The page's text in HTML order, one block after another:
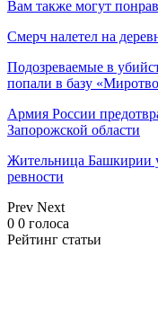
Вам также могут
Смерч налетел на
Подозреваемые в
попали в базу
Армия России
Запорожской области
Жительница Башкирии
ревности
Prev Next
0 0 голоса
Рейтинг статьи